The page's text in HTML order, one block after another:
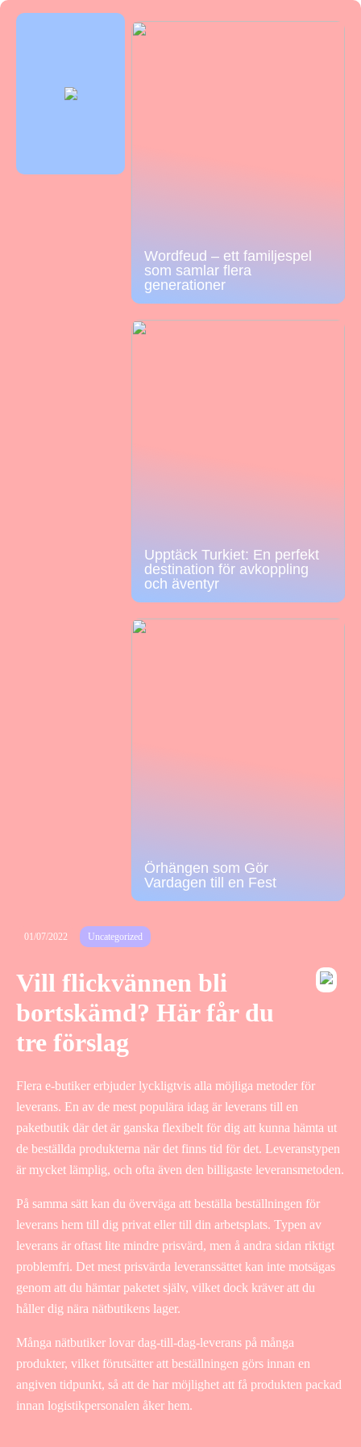
Wordfeud – ett familjespel
som samlar flera
generationer
Upptäck Turkiet: En perfekt
destination för avkoppling
och äventyr
Örhängen som Gör
Vardagen till en Fest
01/07/2022 Uncategorized
Vill flickvännen bli
bortskämd? Här får du
tre förslag
Flera e-butiker erbjuder lyckligtvis alla möjliga metoder för
leverans. En av de mest populära idag är leverans till en
paketbutik där det är ganska flexibelt för dig att kunna hämta ut
de beställda produkterna när det finns tid för det. Leveranstypen
är mycket lämplig, och ofta även den billigaste leveransmetoden.
På samma sätt kan du överväga att beställa beställningen för
leverans hem till dig privat eller till din arbetsplats. Typen av
leverans är oftast lite mindre prisvärd, men å andra sidan riktigt
problemfri. Det mest prisvärda leveranssättet kan inte motsägas
genom att du hämtar paketet själv, vilket dock kräver att du
håller dig nära nätbutikens lager.
Många nätbutiker lovar dag-till-dag-leverans på många
produkter, vilket förutsätter att beställningen görs innan en
angiven tidpunkt, så att de har möjlighet att få produkten packad
innan logistikpersonalen åker hem.